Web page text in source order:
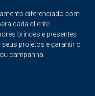
diferenciado com
cada cliente.
brindes e presentes
projetos e garantir o
campanha.